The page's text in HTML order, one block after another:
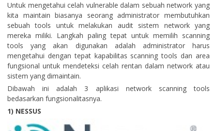
Untuk mengetahui celah vulnerable dalam sebuah network yang
kita maintain biasanya seorang administrator membutuhkan
sebuah tools untuk melakukan audit sistem network yang
mereka miliki. Langkah paling tepat untuk memilih scanning
tools yang akan digunakan adalah administrator harus
mengetahui dengan tepat kapabilitas scanning tools dan area
fungsional untuk mendeteksi celah rentan dalam network atau
sistem yang dimaintain.
Dibawah ini adalah 3 aplikasi network scanning tools
bedasarkan fungsionalitasnya.
1) NESSUS